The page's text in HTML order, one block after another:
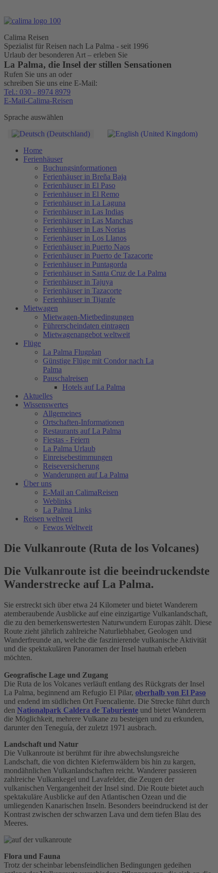
Calima Reisen
Spezialist für Reisen nach La Palma - seit 1996
Urlaub der besonderen Art – erleben Sie
La Palma, die Insel der stillen Sensationen
Rufen Sie uns an oder
schreiben Sie uns eine E-Mail:
Tel.: 030 - 8974 8979
E-Mail-Calima-Reisen
Sprache auswählen
Home
Ferienhäuser
Buchungsinformationen
Ferienhäuser in Breña Baja
Ferienhäuser in El Paso
Ferienhäuser in El Remo
Ferienhäuser in La Laguna
Ferienhäuser in Las Indias
Ferienhäuser in Las Manchas
Ferienhäuser in Las Norias
Ferienhäuser in Los Llanos
Ferienhäuser in Puerto Naos
Ferienhäuser in Puerto de Tazacorte
Ferienhäuser in Puntagorda
Ferienhäuser in Santa Cruz de La Palma
Ferienhäuser in Tajuya
Ferienhäuser in Tazacorte
Ferienhäuser in Tijarafe
Mietwagen
Mietwagen-Mietbedingungen
Führerscheindaten eintragen
Mietwagenangebot weltweit
Flüge
La Palma Flugplan
Günstige Flüge mit Condor nach La
Palma
Pauschalreisen
Hotels auf La Palma
Aktuelles
Wissenswertes
Allgemeines
Ortschaften-Informationen
Restaurants auf La Palma
Fiestas - Feiern
La Palma Urlaub
Einreisebestimmungen
Reiseversicherung
Wanderungen auf La Palma
Über uns
E-Mail an CalimaReisen
Weblinks
La Palma Links
Reisen weltweit
Fewos Weltweit
Die Vulkanroute (Ruta de los Volcanes)
Die Vulkanroute ist die beeindruckendste
Wanderstrecke auf La Palma.
Sie erstreckt sich über etwa 24 Kilometer und bietet Wanderern
atemberaubende Ausblicke auf eine einzigartige Vulkanlandschaft,
die zu den bemerkenswertesten Naturwundern Europas zählt. Diese
Route zieht jährlich zahlreiche Naturliebhaber, Geologen und
Wanderfreunde an, welche die faszinierende vulkanische Aktivität
und die spektakulären Panoramen der Insel hautnah erleben
möchten.
Geografische Lage und Zugang
Die Ruta de los Volcanes verläuft entlang des Rückgrats der Insel
La Palma, beginnend am Refugio El Pilar, oberhalb von El Paso
und endend im südlichen Ort Fuencaliente. Die Strecke führt durch
den Nationalpark Caldera de Taburiente und bietet Wanderern
die Möglichkeit, mehrere Vulkane zu besteigen und zu erkunden,
darunter den Teneguía, der zuletzt 1971 ausbrach.
Landschaft und Natur
Die Vulkanroute ist berühmt für ihre abwechslungsreiche
Landschaft, die von dichten Kiefernwäldern bis hin zu kargen,
mondähnlichen Vulkanlandschaften reicht. Wanderer passieren
zahlreiche Vulkankegel und Lavafelder, die Zeugen der
vulkanischen Vergangenheit der Insel sind. Die Route bietet auch
spektakuläre Ausblicke auf den Atlantischen Ozean und die
umliegenden Kanarischen Inseln. Besonders beeindruckend ist der
Kontrast zwischen der schwarzen Lava und dem tiefen Blau des
Meeres.
Flora und Fauna
Trotz der scheinbar lebensfeindlichen Bedingungen gedeihen